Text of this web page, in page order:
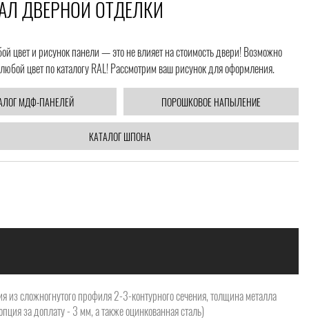
ДВЕРНОЙ ОТДЕЛКИ
цвет и рисунок панели — это не влияет на стоимость двери! Возможно
цвет по каталогу RAL! Рассмотрим ваш рисунок для оформления.
МДФ-ПАНЕЛЕЙ ПОРОШКОВОЕ НАПЫЛЕНИЕ
КАТАЛОГ ШПОНА
из сложногнутого профиля 2-3-контурного сечения, толщина металла
за доплату - 3 мм, а также оцинкованная сталь)